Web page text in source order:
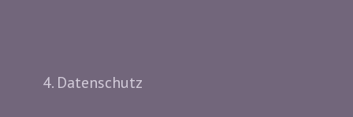
4. Datenschutz